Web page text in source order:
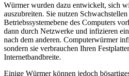
Würmer wurden dazu entwickelt, sich
auszubreiten. Sie nutzen
Betriebssystemebene des Computers
dann durch Netzwerke und infizieren
nach dem anderen. Computerwürmer
sondern sie verbrauchen Ihren
Internetbandbreite.
Einige Würmer können jedoch